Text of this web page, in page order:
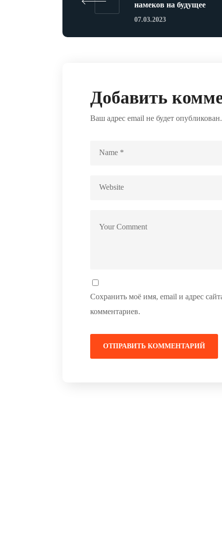
намеков на будущее
07.03.2023
Добавить
Ваш адрес email не будет опубликован.
Сохранить моё имя, email и адрес
комментариев.